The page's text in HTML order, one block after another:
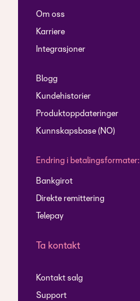
Om oss
Karriere
Integrasjoner
Blogg
Kundehistorier
Produktoppdateringer
Kunnskapsbase (NO)
Endring i betalingsformater:
Bankgirot
Direkte remittering
Telepay
Ta kontakt
Kontakt salg
Support